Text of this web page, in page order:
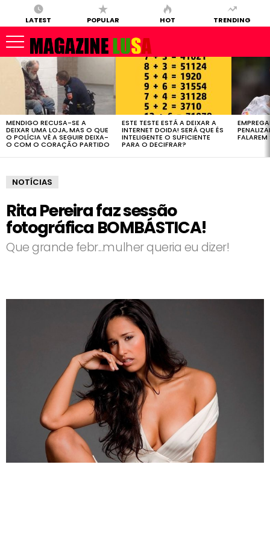
LATEST POPULAR HOT TRENDING
LATEST
STORIES
MENDIGO RECUSA-SE A
DEIXAR UMA LOJA, MAS O QUE
O POLÍCIA VÊ A SEGUIR DEIXA-
O COM O CORAÇÃO PARTIDO
ESTE TESTE ESTÁ A DEIXAR A
INTERNET DOIDA! SERÁ QUE ÉS
INTELIGENTE O SUFICIENTE
PARA O DECIFRAR?
FALAREM
NOTÍCIAS
Rita Pereira faz sessão
fotográfica BOMBÁSTICA!
Que grande febr...mulher queria eu dizer!